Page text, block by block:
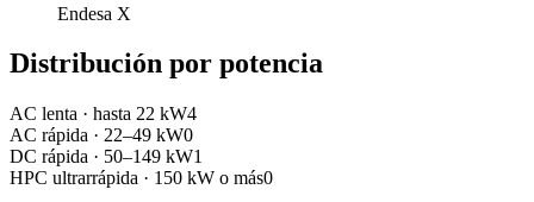
Endesa X
Distribución por potencia
AC lenta · hasta 22 kW4
AC rápida · 22–49 kW0
DC rápida · 50–149 kW1
HPC ultrarrápida · 150 kW o más0